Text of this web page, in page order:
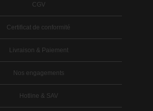
CGV
Certificat de conformité
Livraison & Paiement
Nos engagements
Hotline & SAV